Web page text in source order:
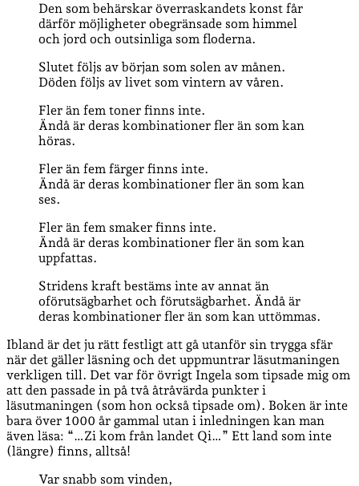
Den som behärskar överraskandets konst får
därför möjligheter obegränsade som himmel
och jord och outsinliga som floderna.
Slutet följs av början som solen av månen.
Döden följs av livet som vintern av våren.
Fler än fem toner finns inte.
Ändå är deras kombinationer fler än som kan
höras.
Fler än fem färger finns inte.
Ändå är deras kombinationer fler än som kan
ses.
Fler än fem smaker finns inte.
Ändå är deras kombinationer fler än som kan
uppfattas.
Stridens kraft bestäms inte av annat än
oförutsägbarhet och förutsägbarhet. Ändå är
deras kombinationer fler än som kan uttömmas.
Ibland är det ju rätt festligt att gå utanför sin trygga sfär
när det gäller läsning och det uppmuntrar läsutmaningen
verkligen till. Det var för övrigt Ingela som tipsade mig om
att den passade in på två åtråvärda punkter i
läsutmaningen (som hon också tipsade om). Boken är inte
bara över 1000 år gammal utan i inledningen kan man
även läsa: “…Zi kom från landet Qi…” Ett land som inte
(längre) finns, alltså!
Var snabb som vinden,